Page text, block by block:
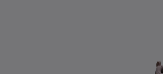
Cookie-